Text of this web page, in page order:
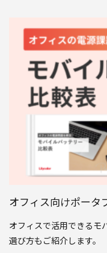
オフィス向けポータ
オフィスで活用できるモ
選び方もご紹介します。